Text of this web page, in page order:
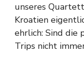
unseres
Kroatien
ehrlich: Sind die
Trips nicht